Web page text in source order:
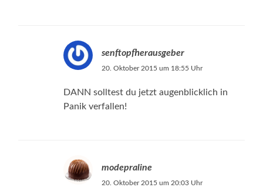
senftopfherausgeber
20. Oktober 2015 um 18:55 Uhr
DANN solltest du jetzt augenblicklich in
Panik verfallen!
modepraline
20. Oktober 2015 um 20:03 Uhr